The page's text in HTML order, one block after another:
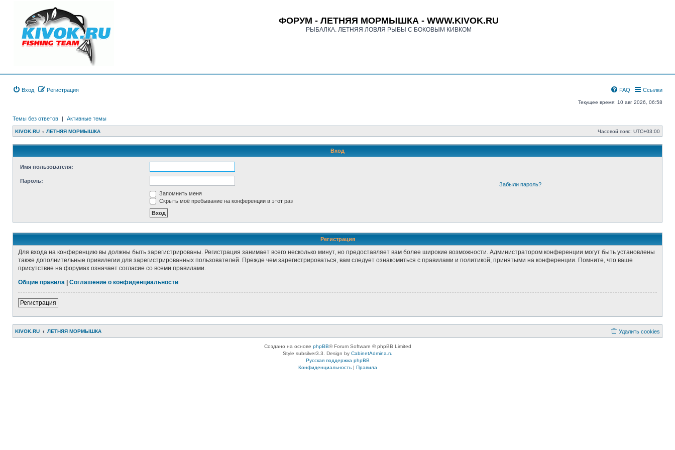
ФОРУМ - ЛЕТНЯЯ МОРМЫШКА - WWW.KIVOK.RU
РЫБАЛКА. ЛЕТНЯЯ ЛОВЛЯ РЫБЫ С БОКОВЫМ КИВКОМ
Вход Регистрация Ссылки
FAQ
Текущее время: 10 авг 2026, 06:58
Темы без ответов | Активные темы
KIVOK.RU ЛЕТНЯЯ МОРМЫШКА Часовой пояс: UTC+03:00
Вход
Имя пользователя:
Пароль:
Забыли пароль?
Запомнить меня
Скрыть моё пребывание на конференции в этот раз
Регистрация
Для входа на конференцию вы должны быть зарегистрированы. Регистрация занимает всего несколько минут, но предоставляет вам более широкие возможности. Администратором конференции могут быть установлены
также дополнительные привилегии для зарегистрированных пользователей. Прежде чем зарегистрироваться, вам следует ознакомиться с правилами и политикой, принятыми на конференции. Помните, что ваше
присутствие на форумах означает согласие со всеми правилами.
Общие правила
Соглашение о конфиденциальности
Регистрация
KIVOK.RU ЛЕТНЯЯ МОРМЫШКА Удалить cookies
Создано на основе phpBB® Forum Software © phpBB Limited
Style subsilver3.3. Design by CabinetAdmina.ru
Русская поддержка phpBB
Конфиденциальность| Правила